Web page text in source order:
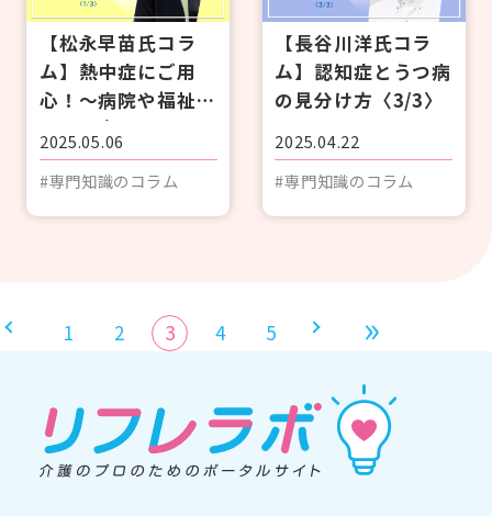
【松永早苗氏コラ
ム】熱中症にご用
心！～病院や福祉施
設で注意したいポイ
ント～〈1/3〉
2025.05.06
#専門知識のコラム
【長谷川洋氏コラ
ム】認知症とうつ病
の見分け方〈3/3〉
2025.04.22
#専門知識のコラム
1 2 3 4 5